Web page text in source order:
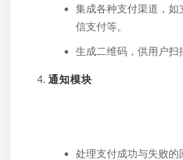
集成各种支付渠道，如
信支付等。
生成二维码，供用户扫
通知模块
处理支付成功与失败的